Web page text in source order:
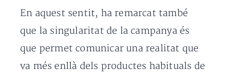
En aquest sentit, ha remarcat també
que la singularitat de la campanya és
que permet comunicar una realitat que
va més enllà dels productes habituals de